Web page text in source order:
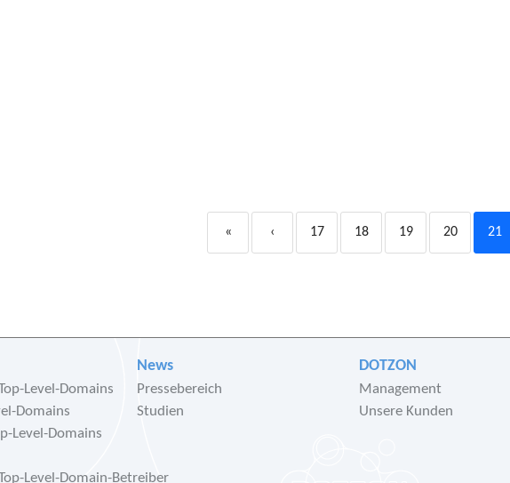
« ‹ 17 18 19 20 21
Level-Domains
Domains
Level-Domains
Level-Domain-Betreiber
News
Pressebereich
Studien
DOTZON
Management
Unsere Kunden